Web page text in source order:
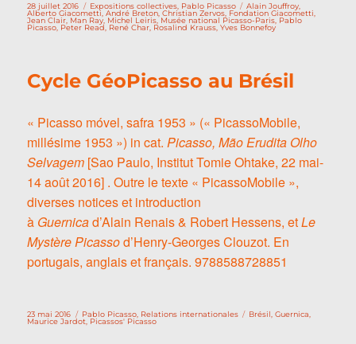
Publié
le
28 juillet 2016 Catégories
Expositions collectives, Pablo Picasso Étiquettes
Alain Jouffroy,
Alberto Giacometti,André Breton,Christian Zervos, Fondation Giacometti,
Jean Clair, Man Ray, Michel Leiris, Musée national Picasso-Paris, Pablo
Picasso, Peter Read, René Char, Rosalind Krauss,Yves Bonnefoy
Cycle GéoPicasso au Brésil
« Picasso móvel, safra 1953 » (« PicassoMobile,
millésime 1953 ») in cat.Picasso, Mão Erudita Olho
Selvagem [Sao Paulo, Institut Tomie Ohtake, 22 mai-
14 août 2016] . Outre le texte « PicassoMobile »,
diverses notices et introduction
à Guernicad’Alain Renais & Robert Hessens, etLe
Mystère Picassod’Henry-Georges Clouzot. En
portugais, anglais et français. 9788588728851
Publié
le
23 mai 2016 Catégories
Pablo Picasso, Relations internationales Étiquettes
Brésil ,Guernica
Maurice Jardot Picassos' Picasso